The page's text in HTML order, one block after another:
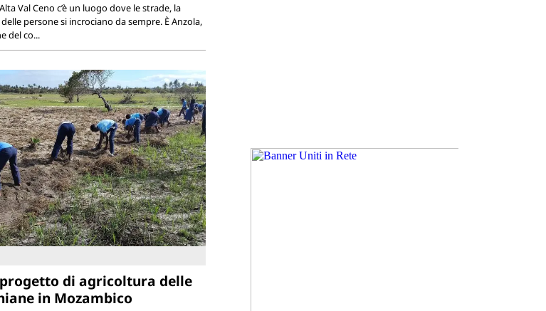
Val Ceno c’è un luogo dove le strade, la
persone si incrociano da sempre. È Anzola,
del co...
di agricoltura delle
in Mozambico